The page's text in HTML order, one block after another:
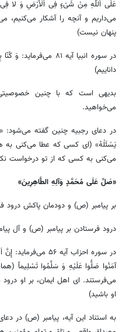
عَلَی اَللّهِ مِنْ شَیْءٍ فِی اَلْأَرْضِ وَ لا فِی
می‌داریم و آنچه را آشکار
پنهان نیست)
در سوره انبیا آیه
داناییم)
بدیهی است که با چنین
می‌خواهید.
در دعای رجبیه چنین گفته
یَسْئَلْهُ» (ای کسی که عطا می‌کنی به
می‌کنی به کسی که از تو درخواست
«صَلِّ عَلَی مُحَمَّدٍ وَآلِهِ الطَّاهِرِینَ»
بر پیامبر (ص) و دودمان پاکش درود
درود فرستادن بر پیامبر (ص) و آل
در سوره احزاب آیه
آمَنُوا صَلُّوا عَلَیْهِ وَ سَلِّمُوا تَسْلِیماً
می‌فرستند. ای اهل ایمان، بر او
او باشید)
به استناد این آیه، پیامبر (ص) در